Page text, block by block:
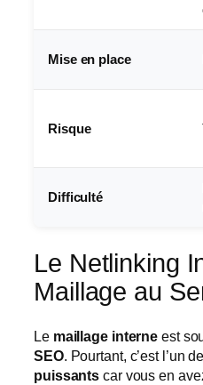
Mise en place
Risque
Difficulté
Le Netlinking
Maillage au
Le maillage interne est
SEO. Pourtant, c’est l’un
puissants car vous en